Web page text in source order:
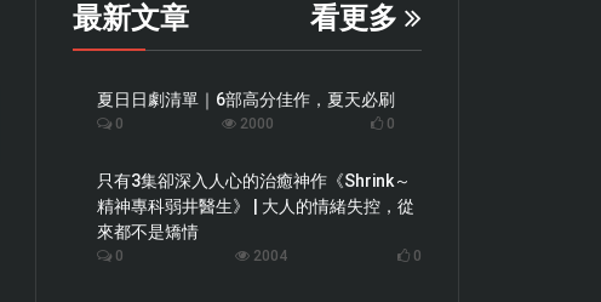
最新文章 看更多
夏日日劇清單｜6部高分佳作，夏天必刷
0 2000 0
只有3集卻深入人心的治癒神作《Shrink～
精神專科弱井醫生》 | 大人的情緒失控，從
來都不是矯情
0 2004 0